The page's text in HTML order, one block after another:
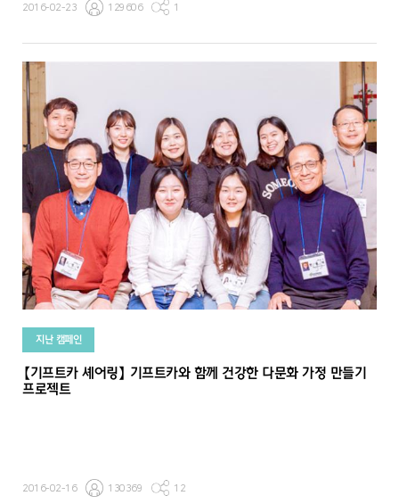
2016-02-23 129606 1
지난 캠페인
【기프트카 셰어링】 기프트카와 함께 건강한 다문화 가정 만들기
프로젝트
2016-02-16 130369 12